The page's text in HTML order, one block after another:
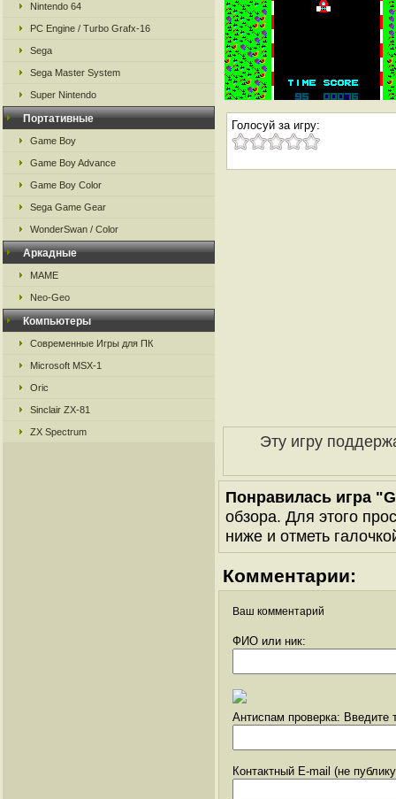
Nintendo 64
PC Engine / Turbo Grafx-16
Sega
Sega Master System
Super Nintendo
Портативные
Game Boy
Game Boy Advance
Game Boy Color
Sega Game Gear
WonderSwan / Color
Аркадные
MAME
Neo-Geo
Компьютеры
Современные Игры для ПК
Microsoft MSX-1
Oric
Sinclair ZX-81
ZX Spectrum
Голосуй за игру:
Эту игру
Понравилась игра
обзора. Для этого
ниже и отметь
Комментарии:
Ваш комментарий
ФИО или ник:
Антиспам проверка: Введите
Контактный E-mail (не